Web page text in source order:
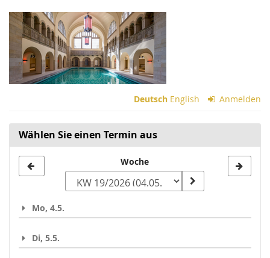
Zum
Haupt-
Inhalt
springen
Deutsch English Anmelden
Wählen Sie einen Termin aus
zur
auswählen
Woche
Mo, 4.5.
Di, 5.5.